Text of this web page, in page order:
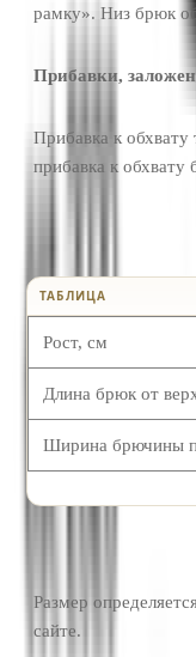
рамку». Низ брюк
Прибавки,
Прибавка к обхвату
прибавка к обхвату
ТАБЛИЦА
Рост, см
Длина брюк от
Ширина брючины
Размер
сайте.